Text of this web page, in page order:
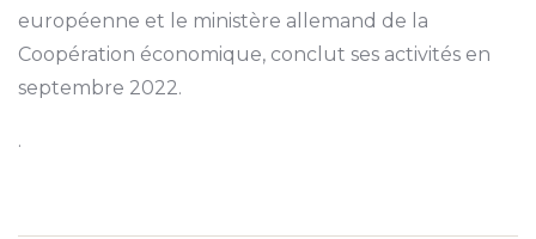
européenne et le ministère allemand de la
Coopération économique, conclut ses activités en
septembre 2022.
.